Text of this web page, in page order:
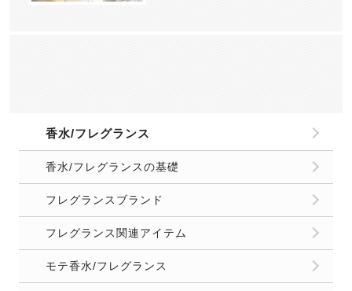
香水/フレグランス
香水/フレグランスの基礎
フレグランスブランド
フレグランス関連アイテム
モテ香水/フレグランス